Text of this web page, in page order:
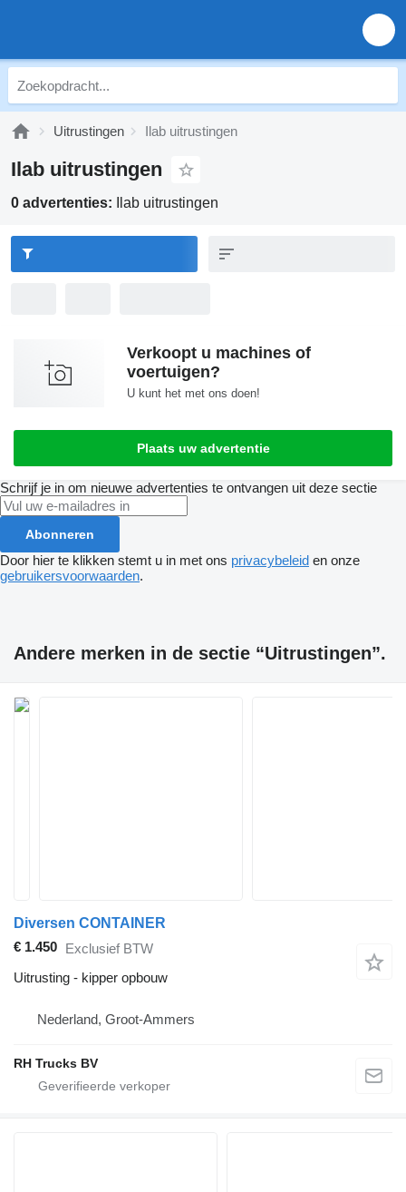
Uitrustingen Ilab uitrustingen
Ilab uitrustingen
0 advertenties: Ilab uitrustingen
Verkoopt u machines of
voertuigen?
U kunt het met ons doen!
Plaats uw advertentie
Schrijf je in om nieuwe advertenties te ontvangen uit deze sectie
Abonneren
Door hier te klikken stemt u in met ons privacybeleid en onze
gebruikersvoorwaarden.
Andere merken in de sectie “Uitrustingen”.
Diversen CONTAINER
€ 1.450 Exclusief BTW
Uitrusting - kipper opbouw
Nederland, Groot-Ammers
RH Trucks BV